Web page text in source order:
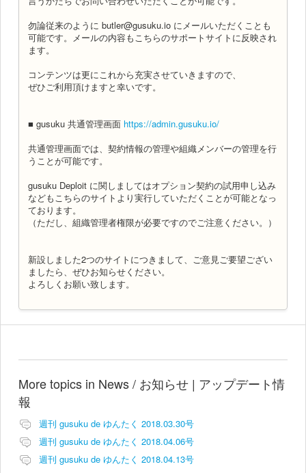
勿論従来のように butler@gusuku.io にメールいただくことも
可能です。メールの内容もこちらのサポートサイトに反映され
ます。
コンテンツは更にこれから充実させていきますので、
ぜひご利用頂けますと幸いです。
■ gusuku 共通管理画面 https://admin.gusuku.io/
共通管理画面では、契約情報の管理や組織メンバーの管理を行
うことが可能です。
gusuku Deploit に関しましてはオプション契約の試用申し込み
などもこちらのサイトより実行していただくことが可能となっ
ております。
（ただし、組織管理者権限が必要ですのでご注意ください。）
新設しました2つのサイトにつきまして、ご意見ご要望ござい
ましたら、ぜひお知らせください。
よろしくお願い致します。
More topics in News / お知らせ | アップデート情
報
週刊 gusuku de ゆんたく 2018.03.30号
週刊 gusuku de ゆんたく 2018.04.06号
週刊 gusuku de ゆんたく 2018.04.13号